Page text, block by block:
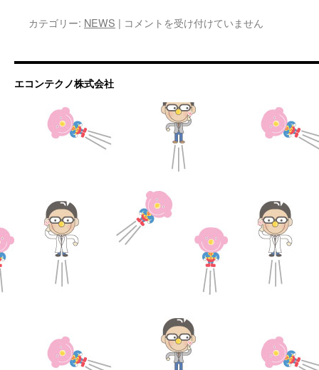
カテゴリー: NEWS | コメントを受け付けていません
エコンテクノ株式会社